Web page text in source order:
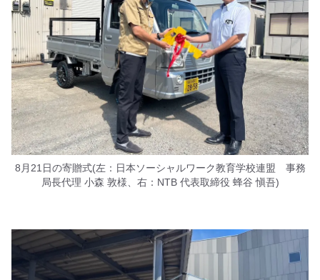
8月21日の寄贈式(左：日本ソーシャルワーク教育学校連盟 事務
局長代理 小森 敦様、右：NTB 代表取締役 蜂谷 愼吾)